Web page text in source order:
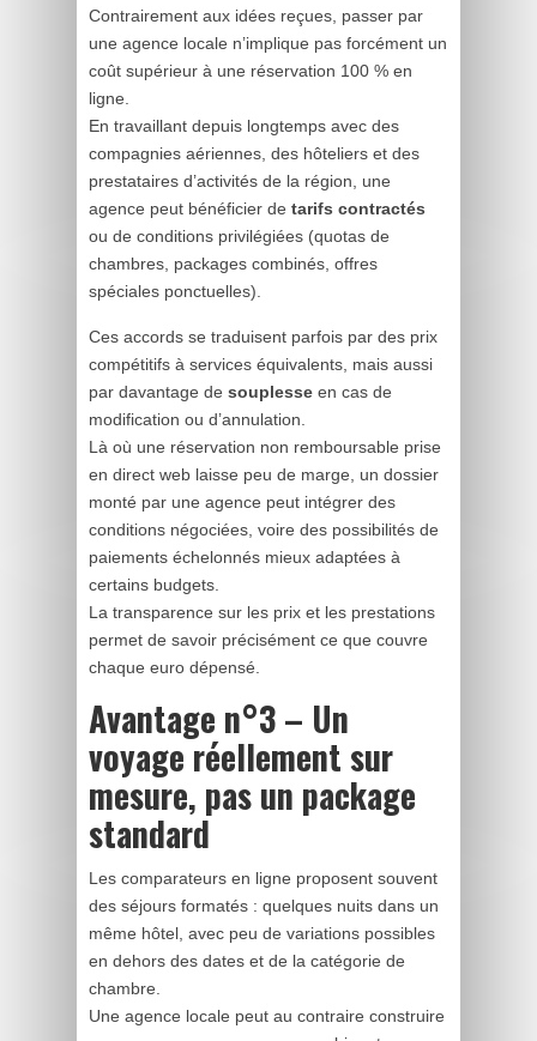
Contrairement aux idées reçues, passer par
une agence locale n’implique pas forcément un
coût supérieur à une réservation 100 % en
ligne.
En travaillant depuis longtemps avec des
compagnies aériennes, des hôteliers et des
prestataires d’activités de la région, une
agence peut bénéficier de tarifs contractés
ou de conditions privilégiées (quotas de
chambres, packages combinés, offres
spéciales ponctuelles).
Ces accords se traduisent parfois par des prix
compétitifs à services équivalents, mais aussi
par davantage de souplesse en cas de
modification ou d’annulation.
Là où une réservation non remboursable prise
en direct web laisse peu de marge, un dossier
monté par une agence peut intégrer des
conditions négociées, voire des possibilités de
paiements échelonnés mieux adaptées à
certains budgets.
La transparence sur les prix et les prestations
permet de savoir précisément ce que couvre
chaque euro dépensé.
Avantage n°3 – Un
voyage réellement sur
mesure, pas un package
standard
Les comparateurs en ligne proposent souvent
des séjours formatés : quelques nuits dans un
même hôtel, avec peu de variations possibles
en dehors des dates et de la catégorie de
chambre.
Une agence locale peut au contraire construire